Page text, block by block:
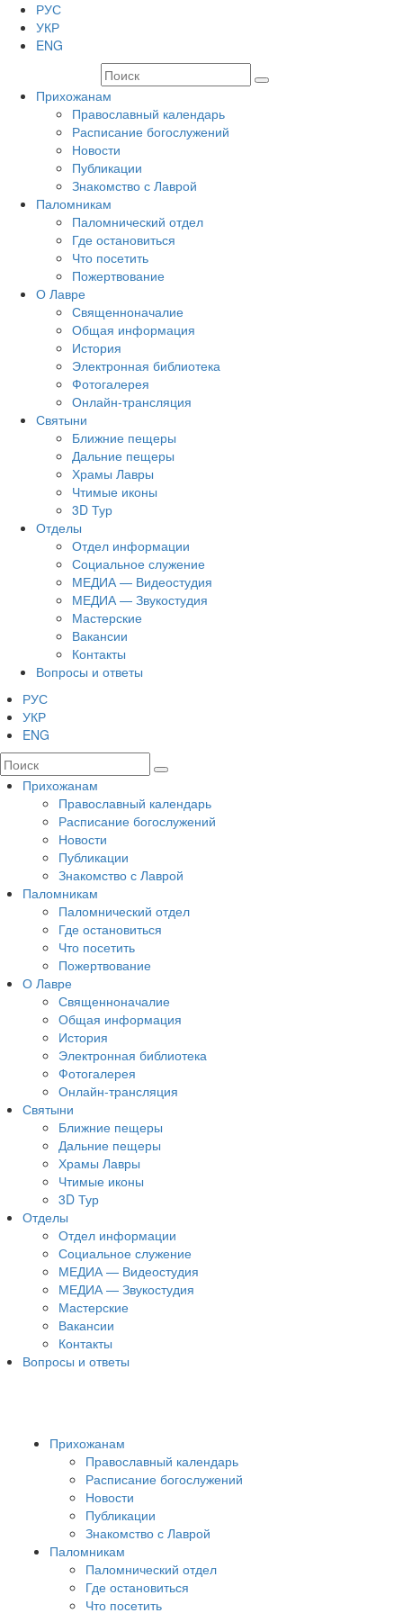
РУС
УКР
ENG
Прихожанам
Православный календарь
Расписание богослужений
Новости
Публикации
Знакомство с Лаврой
Паломникам
Паломнический отдел
Где остановиться
Что посетить
Пожертвование
О Лавре
Священноначалие
Общая информация
История
Электронная библиотека
Фотогалерея
Онлайн-трансляция
Святыни
Ближние пещеры
Дальние пещеры
Храмы Лавры
Чтимые иконы
3D Тур
Отделы
Отдел информации
Социальное служение
МЕДИА — Видеостудия
МЕДИА — Звукостудия
Мастерские
Вакансии
Контакты
Вопросы и ответы
РУС
УКР
ENG
Прихожанам
Православный календарь
Расписание богослужений
Новости
Публикации
Знакомство с Лаврой
Паломникам
Паломнический отдел
Где остановиться
Что посетить
Пожертвование
О Лавре
Священноначалие
Общая информация
История
Электронная библиотека
Фотогалерея
Онлайн-трансляция
Святыни
Ближние пещеры
Дальние пещеры
Храмы Лавры
Чтимые иконы
3D Тур
Отделы
Отдел информации
Социальное служение
МЕДИА — Видеостудия
МЕДИА — Звукостудия
Мастерские
Вакансии
Контакты
Вопросы и ответы
Прихожанам
Православный календарь
Расписание богослужений
Новости
Публикации
Знакомство с Лаврой
Паломникам
Паломнический отдел
Где остановиться
Что посетить